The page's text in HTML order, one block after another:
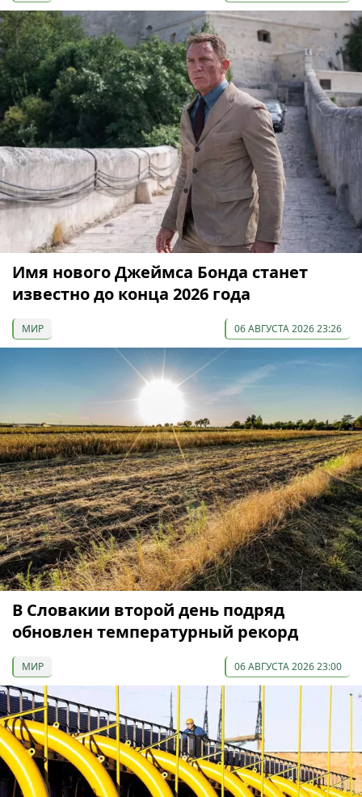
Имя нового Джеймса Бонда станет
известно до конца 2026 года
МИР 06 АВГУСТА 2026 23:26
В Словакии второй день подряд
обновлен температурный рекорд
МИР 06 АВГУСТА 2026 23:00